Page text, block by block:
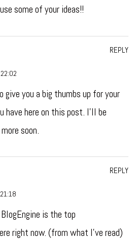
some of your ideas!!
you a big thumbs up for your
here on this post. I’ll be
soon.
REPLY
is the top
right now. (from what I’ve read)
REPLY